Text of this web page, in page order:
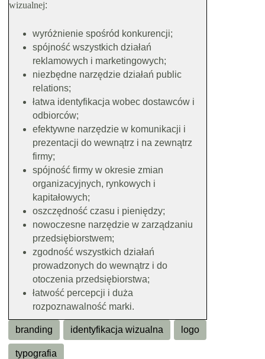
wizualnej:
wyróżnienie spośród konkurencji;
spójność wszystkich działań
reklamowych i marketingowych;
niezbędne narzędzie działań public
relations;
łatwa identyfikacja wobec dostawców i
odbiorców;
efektywne narzędzie w komunikacji i
prezentacji do wewnątrz i na zewnątrz
firmy;
spójność firmy w okresie zmian
organizacyjnych, rynkowych i
kapitałowych;
oszczędność czasu i pieniędzy;
nowoczesne narzędzie w zarządzaniu
przedsiębiorstwem;
zgodność wszystkich działań
prowadzonych do wewnątrz i do
otoczenia przedsiębiorstwa;
łatwość percepcji i duża
rozpoznawalność marki.
branding identyfikacja wizualna logo
typografia